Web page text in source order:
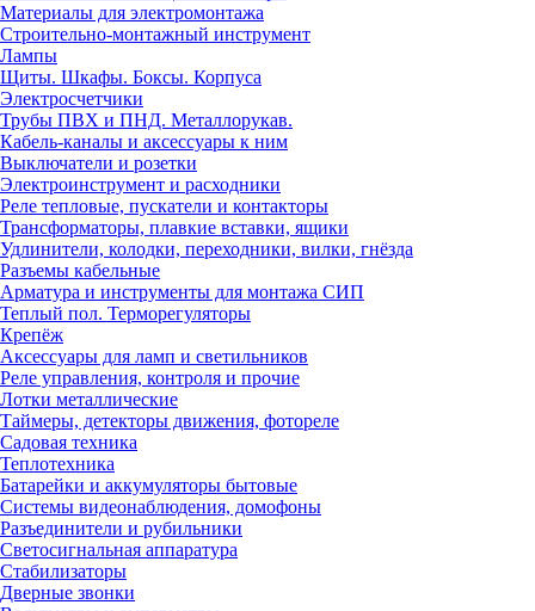
Материалы для электромонтажа
Строительно-монтажный инструмент
Лампы
Щиты. Шкафы. Боксы. Корпуса
Электросчетчики
Трубы ПВХ и ПНД. Металлорукав.
Кабель-каналы и аксессуары к ним
Выключатели и розетки
Электроинструмент и расходники
Реле тепловые, пускатели и контакторы
Трансформаторы, плавкие вставки, ящики
Удлинители, колодки, переходники, вилки, гнёзда
Разъемы кабельные
Арматура и инструменты для монтажа СИП
Теплый пол. Терморегуляторы
Крепёж
Аксессуары для ламп и светильников
Реле управления, контроля и прочие
Лотки металлические
Таймеры, детекторы движения, фотореле
Садовая техника
Теплотехника
Батарейки и аккумуляторы бытовые
Системы видеонаблюдения, домофоны
Разъединители и рубильники
Светосигнальная аппаратура
Стабилизаторы
Дверные звонки